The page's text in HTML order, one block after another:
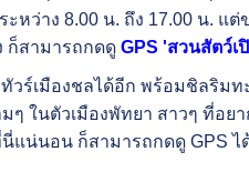
หว่าง 8.00 น. ถึง 17.00 น. แต่
ก็สามารถกดดูGPS 'สวนสัตว์เ
วร์เมืองชลได้อีก พร้อมชิลริมท
ๆ ในตัวเมืองพัทยา สาวๆ ที่อ
แน่นอน ก็สามารถกดดู GPS ไ